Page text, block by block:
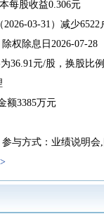
每股收益0.306元
03-31）减少
权除息日2026-07-28
36.91元/股，换股比
额3385万元
与方式：业绩说明
本每股收益0.104元